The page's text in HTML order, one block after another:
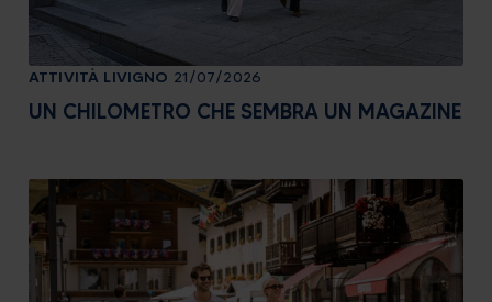
ATTIVITÀ LIVIGNO 21/07/2026
UN CHILOMETRO CHE SEMBRA UN MAGAZINE